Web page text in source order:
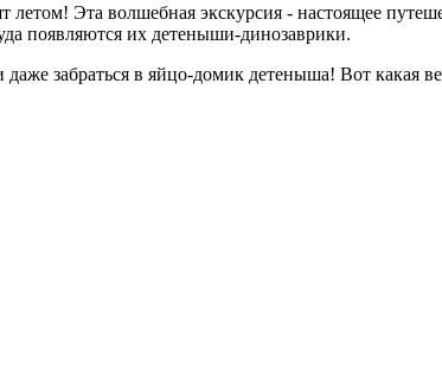
летом! Эта волшебная экскурсия - настоящее
появляются их детеныши-динозаврики.
забраться в яйцо-домик детеныша! Вот какая